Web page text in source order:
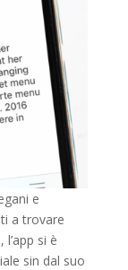
e
a trovare
si è
sin dal suo